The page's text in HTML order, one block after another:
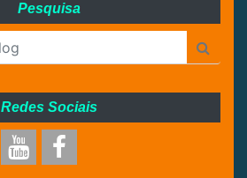
Pesquisa
Redes Sociais